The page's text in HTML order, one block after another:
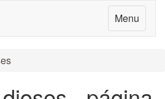
Menu